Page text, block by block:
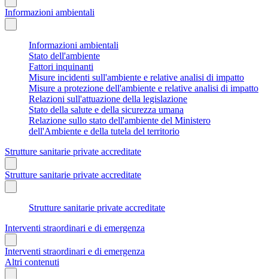
Informazioni ambientali
Informazioni ambientali
Stato dell'ambiente
Fattori inquinanti
Misure incidenti sull'ambiente e relative analisi di impatto
Misure a protezione dell'ambiente e relative analisi di impatto
Relazioni sull'attuazione della legislazione
Stato della salute e della sicurezza umana
Relazione sullo stato dell'ambiente del Ministero
dell'Ambiente e della tutela del territorio
Strutture sanitarie private accreditate
Strutture sanitarie private accreditate
Strutture sanitarie private accreditate
Interventi straordinari e di emergenza
Interventi straordinari e di emergenza
Altri contenuti